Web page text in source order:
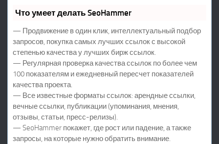
Что умеет делать SeoHammer
— Продвижение в один клик, интеллектуальный подбор
запросов, покупка самых лучших ссылок с высокой
степенью качества у лучших бирж ссылок.
— Регулярная проверка качества ссылок по более чем
100 показателям и ежедневный пересчет показателей
качества проекта.
— Все известные форматы ссылок: арендные ссылки,
вечные ссылки, публикации (упоминания, мнения,
отзывы, статьи, пресс-релизы).
— SeoHammer покажет, где рост или падение, а также
запросы, на которые нужно обратить внимание.